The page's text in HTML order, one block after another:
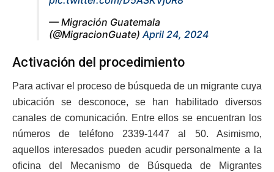
— Migración Guatemala
(@MigracionGuate) April 24, 2024
Activación del procedimiento
Para activar el proceso de búsqueda de un migrante cuya
ubicación se desconoce, se han habilitado diversos
canales de comunicación. Entre ellos se encuentran los
números de teléfono 2339-1447 al 50. Asimismo,
aquellos interesados pueden acudir personalmente a la
oficina del Mecanismo de Búsqueda de Migrantes